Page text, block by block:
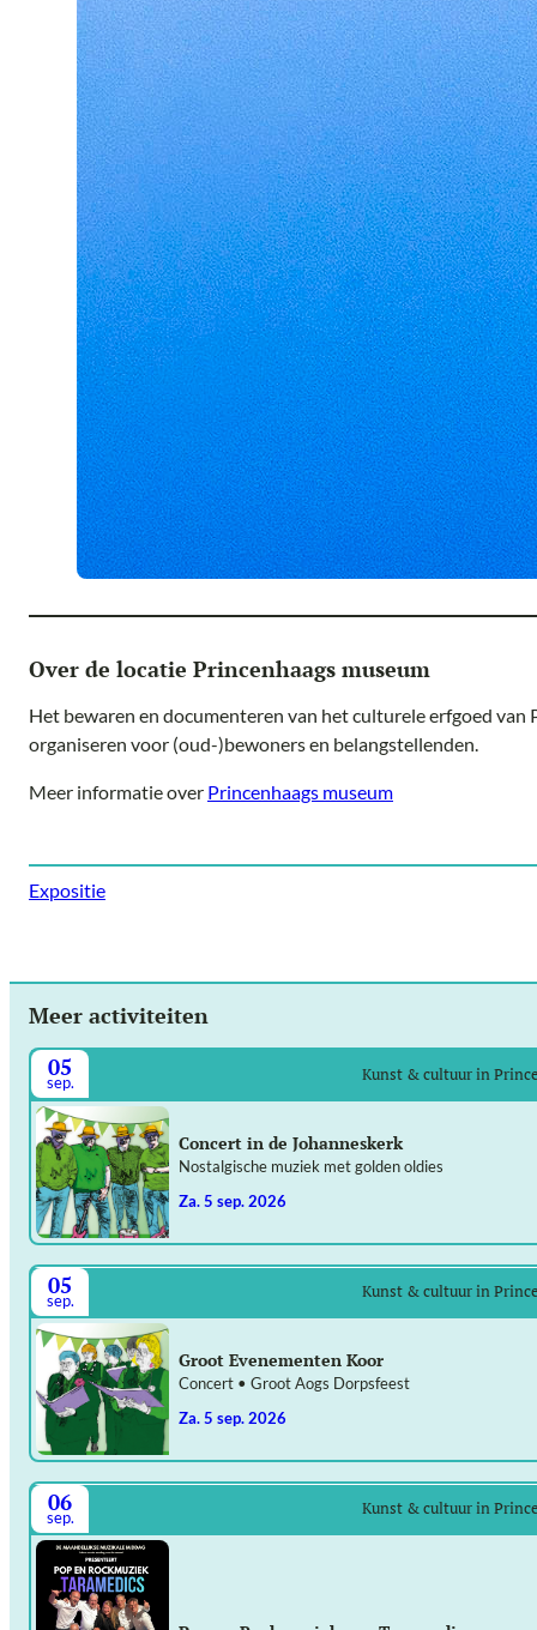
Over de locatie Princenhaags museum
Het bewaren en documenteren van het culturele erfgoed
organiseren voor (oud-)bewoners en belangstellenden.
Meer informatie over Princenhaags museum
Expositie
Meer activiteiten
05
sep. Kunst & cultuur in
Concert in de Johanneskerk
Nostalgische muziek met golden oldies
za. 5 sep. 2026
05
sep. Kunst & cultuur in
Groot Evenementen Koor
Concert • Groot Aogs Dorpsfeest
za. 5 sep. 2026
06
sep. Kunst & cultuur in